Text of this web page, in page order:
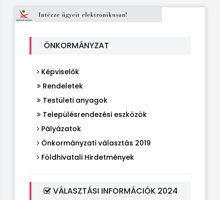
ÖNKORMÁNYZAT
Képviselők
Rendeletek
Testületi anyagok
Településrendezési eszközök
Pályázatok
Önkormányzati választás 2019
Földhivatali Hirdetmények
VÁLASZTÁSI INFORMÁCIÓK 2024